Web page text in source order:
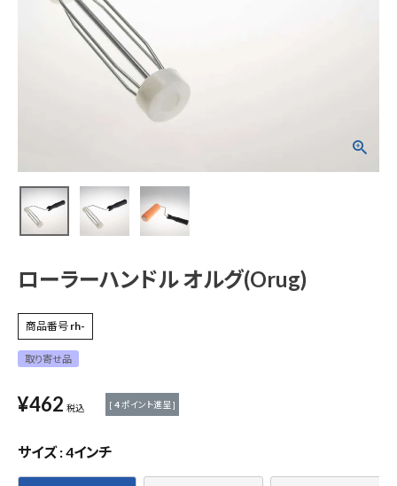
電動工具
エアー工具・機械工具
先端工具
作業工具・大工道具
測定工具・筆記具
収納・腰袋・ワーク用品
ローラーハンドル オルグ(Orug)
商品番号 rh-
取り寄せ品
¥462 税込 [ 4ポイント進呈 ]
サイズ 4インチ